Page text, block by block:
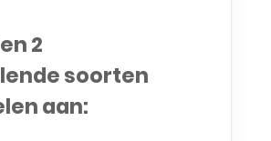
2
soorten
aan: